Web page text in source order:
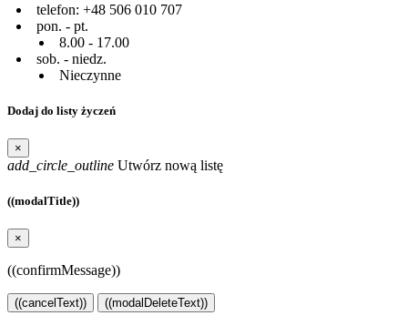
telefon: +48 506 010 707
pon. - pt.
8.00 - 17.00
sob. - niedz.
Nieczynne
Dodaj do listy życzeń
×
add_circle_outline Utwórz nową listę
((modalTitle))
×
((confirmMessage))
((cancelText)) ((modalDeleteText))